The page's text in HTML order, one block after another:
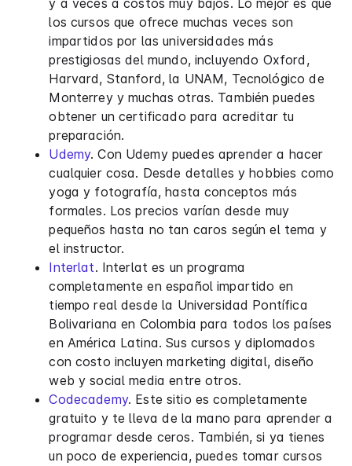
y a veces a costos muy bajos. Lo mejor es que
los cursos que ofrece muchas veces son
impartidos por las universidades más
prestigiosas del mundo, incluyendo Oxford,
Harvard, Stanford, la UNAM, Tecnológico de
Monterrey y muchas otras. También puedes
obtener un certificado para acreditar tu
preparación.
Udemy. Con Udemy puedes aprender a hacer
cualquier cosa. Desde detalles y hobbies como
yoga y fotografía, hasta conceptos más
formales. Los precios varían desde muy
pequeños hasta no tan caros según el tema y
el instructor.
Interlat. Interlat es un programa
completamente en español impartido en
tiempo real desde la Universidad Pontífica
Bolivariana en Colombia para todos los países
en América Latina. Sus cursos y diplomados
con costo incluyen marketing digital, diseño
web y social media entre otros.
Codecademy. Este sitio es completamente
gratuito y te lleva de la mano para aprender a
programar desde ceros. También, si ya tienes
un poco de experiencia, puedes tomar cursos